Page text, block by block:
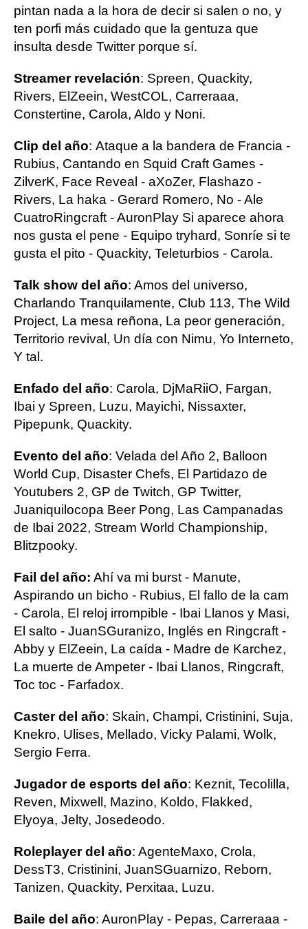
pintan nada a la hora de decir si salen o no, y
ten porfi más cuidado que la gentuza que
insulta desde Twitter porque sí.
Streamer revelación: Spreen, Quackity,
Rivers, ElZeein, WestCOL, Carreraaa,
Constertine, Carola, Aldo y Noni.
Clip del año: Ataque a la bandera de Francia -
Rubius, Cantando en Squid Craft Games -
ZilverK, Face Reveal - aXoZer, Flashazo -
Rivers, La haka - Gerard Romero, No - Ale
CuatroRingcraft - AuronPlay Si aparece ahora
nos gusta el pene - Equipo tryhard, Sonríe si te
gusta el pito - Quackity, Teleturbios - Carola.
Talk show del año: Amos del universo,
Charlando Tranquilamente, Club 113, The Wild
Project, La mesa reñona, La peor generación,
Territorio revival, Un día con Nimu, Yo Interneto,
Y tal.
Enfado del año: Carola, DjMaRiiO, Fargan,
Ibai y Spreen, Luzu, Mayichi, Nissaxter,
Pipepunk, Quackity.
Evento del año: Velada del Año 2, Balloon
World Cup, Disaster Chefs, El Partidazo de
Youtubers 2, GP de Twitch, GP Twitter,
Juaniquilocopa Beer Pong, Las Campanadas
de Ibai 2022, Stream World Championship,
Blitzpooky.
Fail del año: Ahí va mi burst - Manute,
Aspirando un bicho - Rubius, El fallo de la cam
- Carola, El reloj irrompible - Ibai Llanos y Masi,
El salto - JuanSGuranizo, Inglés en Ringcraft -
Abby y ElZeein, La caída - Madre de Karchez,
La muerte de Ampeter - Ibai Llanos, Ringcraft,
Toc toc - Farfadox.
Caster del año: Skain, Champi, Cristinini, Suja,
Knekro, Ulises, Mellado, Vicky Palami, Wolk,
Sergio Ferra.
Jugador de esports del año: Keznit, Tecolilla,
Reven, Mixwell, Mazino, Koldo, Flakked,
Elyoya, Jelty, Josedeodo.
Roleplayer del año: AgenteMaxo, Crola,
DessT3, Cristinini, JuanSGuarnizo, Reborn,
Tanizen, Quackity, Perxitaa, Luzu.
Baile del año: AuronPlay - Pepas, Carreraaa -